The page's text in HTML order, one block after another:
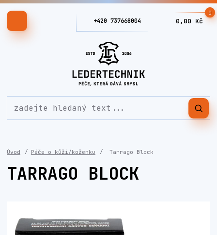
+420 737668004
0
0,00 Kč
Úvod Péče o kůži/koženku Tarrago Block
TARRAGO BLOCK